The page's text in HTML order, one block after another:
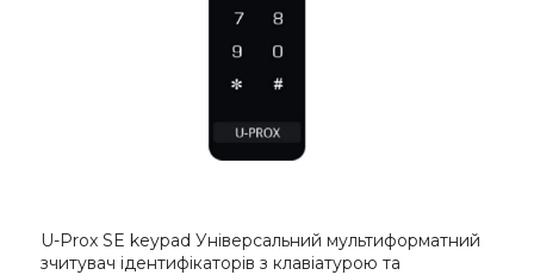
U-Prox SE keypad Універсальний мультиформатний
зчитувач ідентифікаторів з клавіатурою та